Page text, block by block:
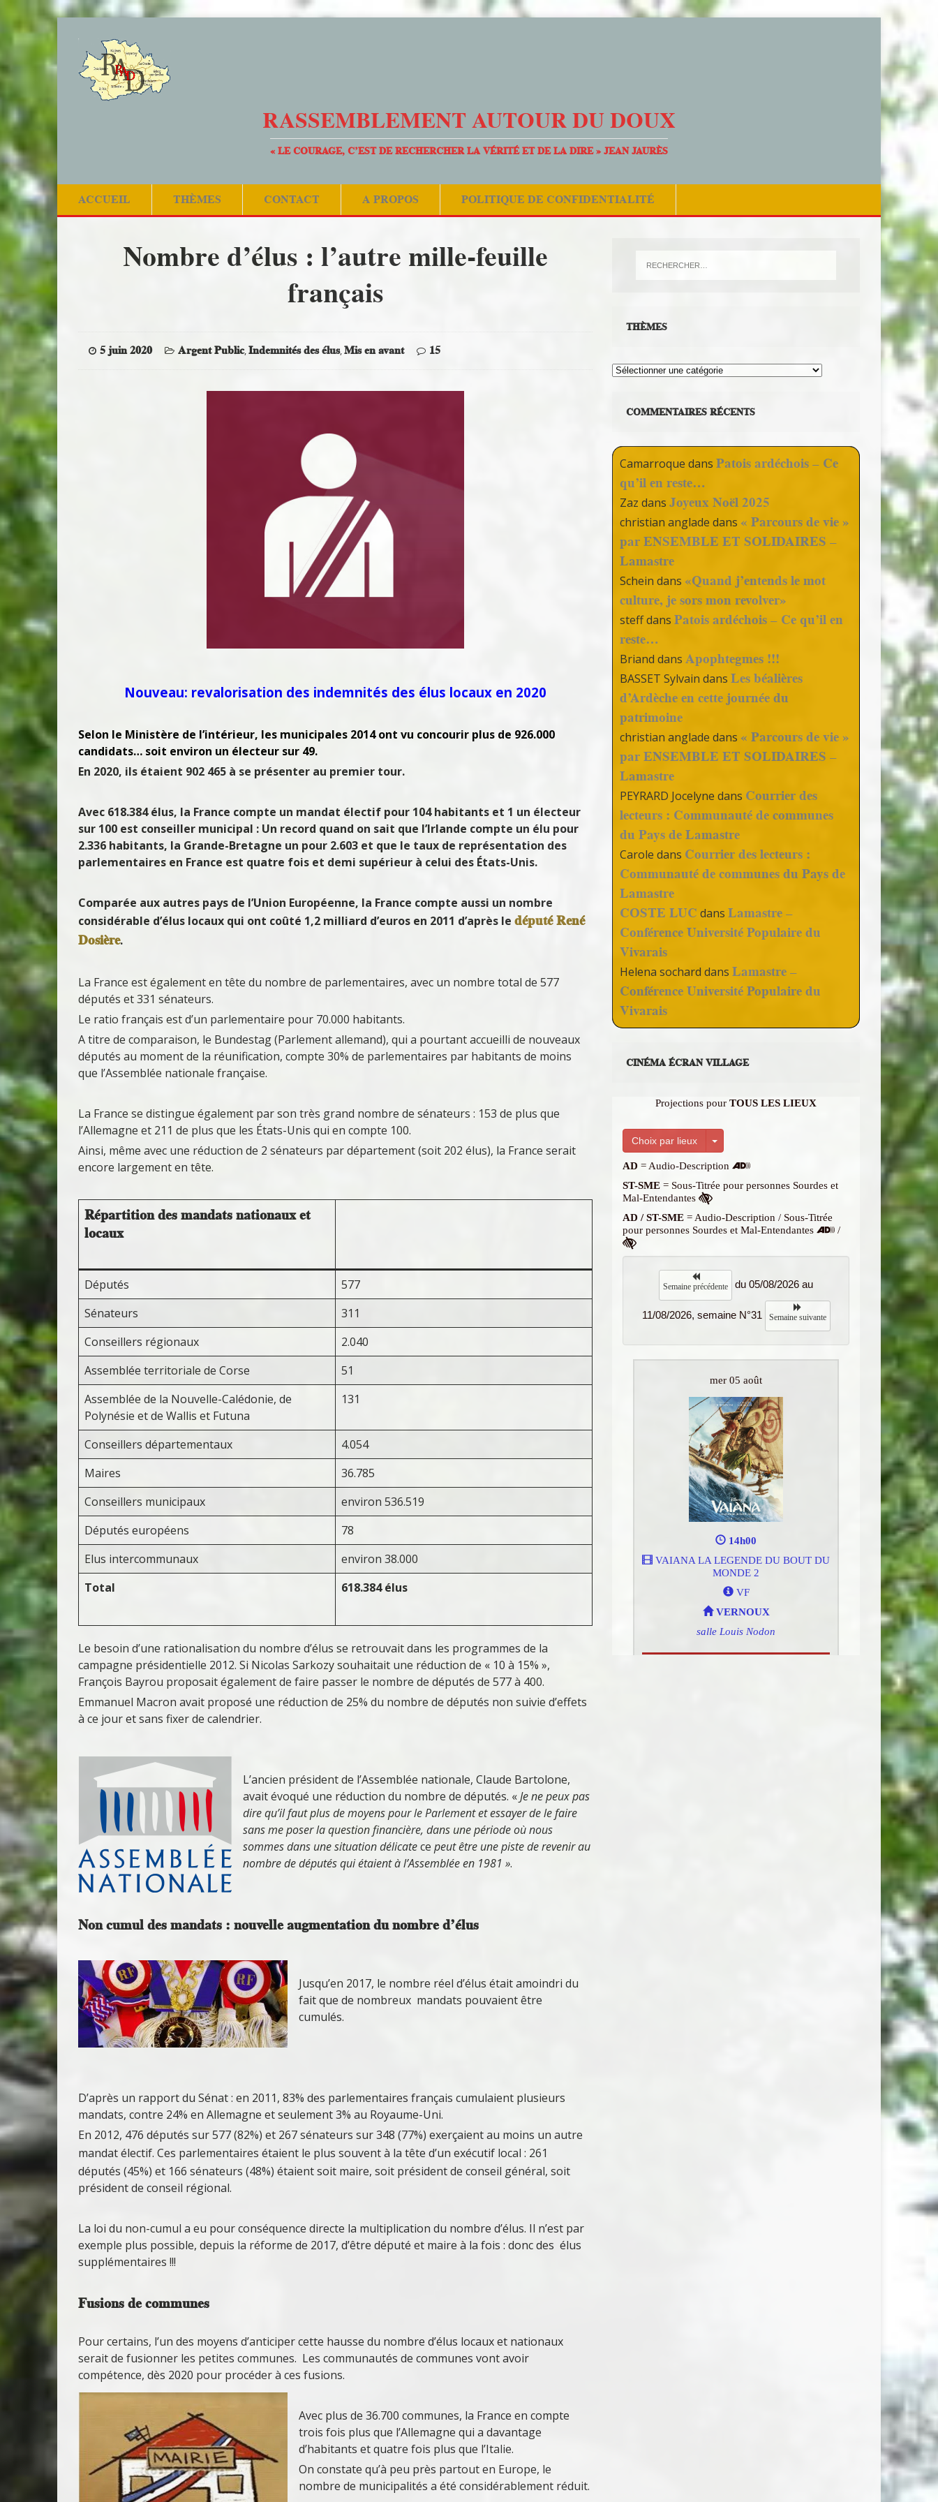
RASSEMBLEMENT AUTOUR DU DOUX
« LE COURAGE, C’EST DE RECHERCHER LA VÉRITÉ ET DE LA DIRE » JEAN JAURÈS
ACCUEIL THÈMES CONTACT A PROPOS POLITIQUE DE CONFIDENTIALITÉ
Nombre d’élus : l’autre mille-feuille
français
5 juin 2020 Argent Public,Indemnités des élus,Mis en avant 15
Nouveau: revalorisation des indemnités des élus locaux en 2020
Selon le Ministère de l’intérieur, les municipales 2014 ont vu concourir plus de 926.000
candidats… soit environ un électeur sur 49.
En 2020, ils étaient 902 465 à se présenter au premier tour.
Avec 618.384 élus, la France compte un mandat électif pour 104 habitants et 1 un électeur
sur 100 est conseiller municipal : Un record quand on sait que l’Irlande compte un élu pour
2.336 habitants, la Grande-Bretagne un pour 2.603 et que le taux de représentation des
parlementaires en France est quatre fois et demi supérieur à celui des États-Unis.
Comparée aux autres pays de l’Union Européenne, la France compte aussi un nombre
considérable d’élus locaux qui ont coûté 1,2 milliard d’euros en 2011 d’après le député René
Dosière.
La France est également en tête du nombre de parlementaires, avec un nombre total de 577
députés et 331 sénateurs.
Le ratio français est d’un parlementaire pour 70.000 habitants.
A titre de comparaison, le Bundestag (Parlement allemand), qui a pourtant accueilli de nouveaux
députés au moment de la réunification, compte 30% de parlementaires par habitants de moins
que l’Assemblée nationale française.
La France se distingue également par son très grand nombre de sénateurs : 153 de plus que
l’Allemagne et 211 de plus que les États-Unis qui en compte 100.
Ainsi, même avec une réduction de 2 sénateurs par département (soit 202 élus), la France serait
encore largement en tête.
Répartition des mandats nationaux et
locaux
Députés
577
Sénateurs
311
Conseillers régionaux
2.040
Assemblée territoriale de Corse
51
Assemblée de la Nouvelle-Calédonie, de
Polynésie et de Wallis et Futuna
131
Conseillers départementaux
4.054
Maires
36.785
Conseillers municipaux
environ 536.519
Députés européens
78
Elus intercommunaux
environ 38.000
Total
618.384 élus
Le besoin d’une rationalisation du nombre d’élus se retrouvait dans les programmes de la
campagne présidentielle 2012. Si Nicolas Sarkozy souhaitait une réduction de « 10 à 15% »,
François Bayrou proposait également de faire passer le nombre de députés de 577 à 400.
Emmanuel Macron avait proposé une réduction de 25% du nombre de députés non suivie d’effets
à ce jour et sans fixer de calendrier.
L’ancien président de l’Assemblée nationale, Claude Bartolone,
avait évoqué une réduction du nombre de députés. «Je ne peux pas
dire qu’il faut plus de moyens pour le Parlement et essayer de le faire
sans me poser la question financière, dans une période où nous
sommes dans une situation délicatece peut être une piste de revenir au
nombre de députés qui étaient à l’Assemblée en 1981 ».
Non cumul des mandats : nouvelle augmentation du nombre d’élus
Jusqu’en 2017, le nombre réel d’élus était amoindri du
fait que de nombreux mandats pouvaient être
cumulés.
D’après un rapport du Sénat : en 2011, 83% des parlementaires français cumulaient plusieurs
mandats, contre 24% en Allemagne et seulement 3% au Royaume-Uni.
En 2012, 476 députés sur 577 (82%) et 267 sénateurs sur 348 (77%) exerçaient au moins un autre
mandatélectif. Ces parlementaires étaient le plus souvent à la tête d’un exécutif local : 261
députés (45%) et 166 sénateurs (48%) étaient soit maire, soit président de conseil général, soit
président de conseil régional.
La loi du non-cumul a eu pour conséquence directe la multiplication du nombre d’élus. Il n’est par
exemple plus possible, depuis la réforme de 2017, d’être député et maire à la fois : donc des élus
supplémentaires !!!
Fusions de communes
Pour certains, l’un des moyens d’anticiper cette hausse du nombre d’élus locaux et nationaux
serait de fusionner les petites communes. Les communautés de communes vont avoir
compétence, dès 2020 pour procéder à ces fusions.
Avec plus de 36.700 communes, la France en compte
trois fois plus que l’Allemagne qui a davantage
d’habitants et quatre fois plus que l’Italie.
On constate qu’à peu près partout en Europe, le
nombre de municipalités a été considérablement réduit.
THÈMES
Thèmes
COMMENTAIRES RÉCENTS
Camarroque dansPatois ardéchois – Ce
qu’il en reste…
Zaz dansJoyeux Noël 2025
christian anglade dans « Parcours de vie »
par ENSEMBLE ET SOLIDAIRES –
Lamastre
Schein dans «Quand j’entends le mot
culture, je sors mon revolver»
steffdansPatois ardéchois – Ce qu’il en
reste…
Briand dansApophtegmes !!!
BASSET Sylvain dansLes béalières
d’Ardèche en cette journée du
patrimoine
christian anglade dans « Parcours de vie »
par ENSEMBLE ET SOLIDAIRES –
Lamastre
PEYRARD Jocelyne dans Courrier des
lecteurs : Communauté de communes
du Pays de Lamastre
Carole dans Courrier des lecteurs :
Communauté de communes du Pays de
Lamastre
COSTE LUC dansLamastre –
Conférence Université Populaire du
Vivarais
Helena sochard dansLamastre –
Conférence Université Populaire du
Vivarais
CINÉMA ÉCRAN VILLAGE